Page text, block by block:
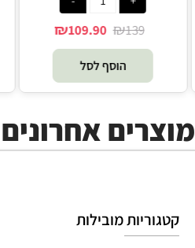
₪115.90
הוסף לסל
מוצרים
קטגוריות מובילות